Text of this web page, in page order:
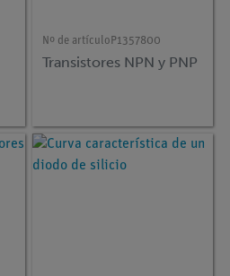
Nº de artículo P1357800
Transistores NPN y PNP